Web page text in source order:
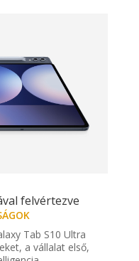
felvértezve
Tab S10 Ultra
a vállalat első,